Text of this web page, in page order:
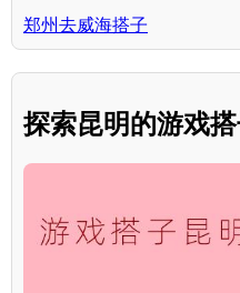
郑州去威海搭子
探索昆明的游戏